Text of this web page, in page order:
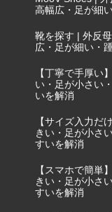
高幅広・足が細
靴を探す | 外反
広・足が細い・
【丁寧で手厚い
い・足が小さい
いを解消
【サイズ入力だ
きい・足が小さ
すいを解消
【スマホで簡単
きい・足が小さ
すいを解消